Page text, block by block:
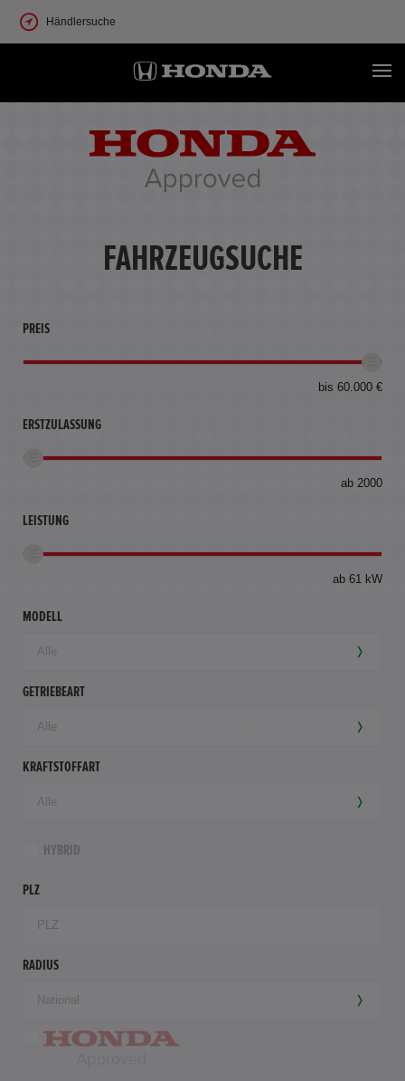
Händlersuche
FAHRZEUGSUCHE
PREIS
bis 60.000 €
ERSTZULASSUNG
ab 2000
LEISTUNG
ab 61 kW
MODELL
GETRIEBEART
KRAFTSTOFFART
HYBRID
PLZ
RADIUS